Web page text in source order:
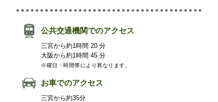
公共交通機関でのアクセス
三宮から約1時間 20 分
大阪から約1時間 45 分
※曜日・時間帯により異なります。
お車でのアクセス
三宮から約35分